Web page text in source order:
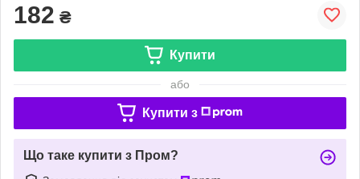
182 ₴
Купити
або
Купити з
Що таке купити з Пром?